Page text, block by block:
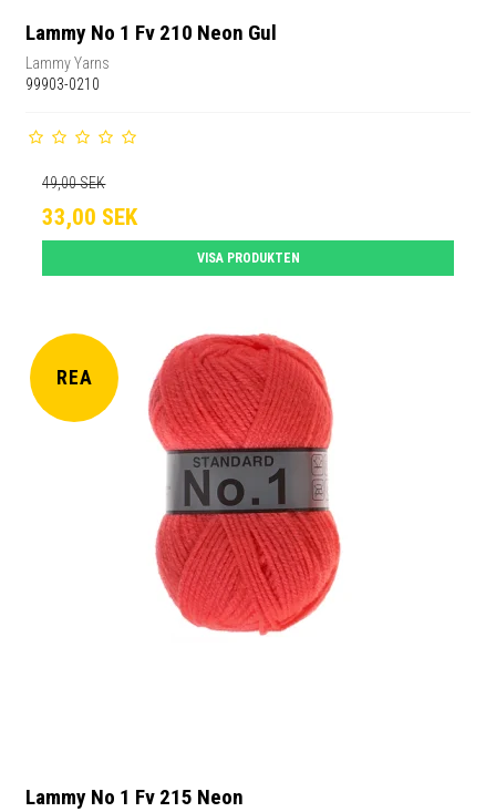
Lammy No 1 Fv 210 Neon Gul
Lammy Yarns
99903-0210
49,00 SEK
33,00 SEK
VISA PRODUKTEN
REA
Lammy No 1 Fv 215 Neon